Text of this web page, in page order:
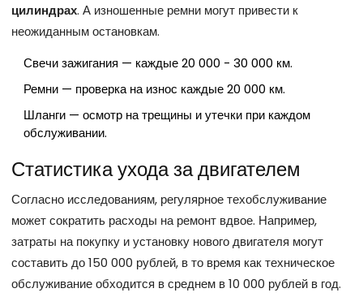
цилиндрах. А изношенные ремни могут привести к
неожиданным остановкам.
Свечи зажигания — каждые 20 000 - 30 000 км.
Ремни — проверка на износ каждые 20 000 км.
Шланги — осмотр на трещины и утечки при каждом
обслуживании.
Статистика ухода за двигателем
Согласно исследованиям, регулярное техобслуживание
может сократить расходы на ремонт вдвое. Например,
затраты на покупку и установку нового двигателя могут
составить до 150 000 рублей, в то время как техническое
обслуживание обходится в среднем в 10 000 рублей в год.